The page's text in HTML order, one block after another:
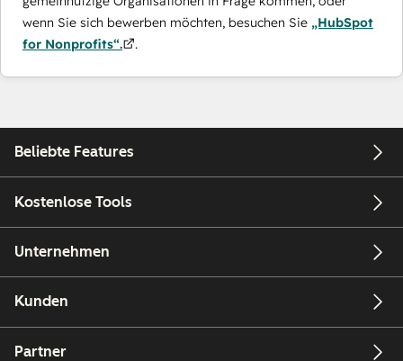
wenn Sie sich bewerben möchten, besuchen Sie „HubSpot
for Nonprofits“.
.
Beliebte Features
Kostenlose Tools
Unternehmen
Kunden
Partner